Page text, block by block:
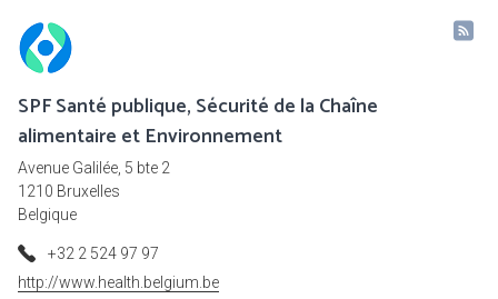
SPF Santé publique, Sécurité de la Chaîne
alimentaire et Environnement
Avenue Galilée, 5 bte 2
1210 Bruxelles
Belgique
+32 2 524 97 97
http://www.health.belgium.be